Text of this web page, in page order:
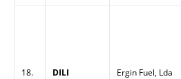
18. DILI Ergin Fuel, Lda